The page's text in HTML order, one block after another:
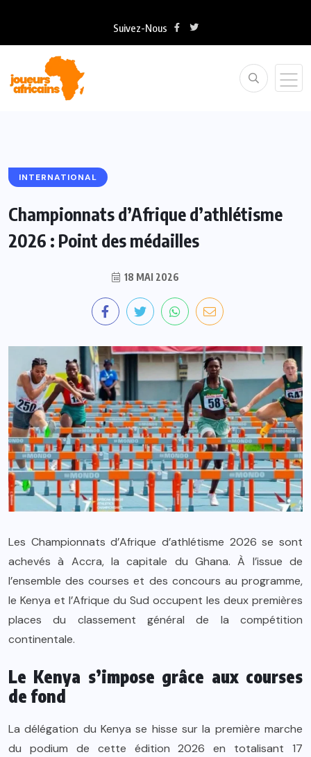
Suivez-Nous
INTERNATIONAL
Championnats d’Afrique d’athlétisme
2026 : Point des médailles
18 MAI 2026
Les Championnats d’Afrique d’athlétisme 2026 se sont
achevés à Accra, la capitale du Ghana. À l’issue de
l’ensemble des courses et des concours au programme,
le Kenya et l’Afrique du Sud occupent les deux premières
places du classement général de la compétition
continentale.
Le Kenya s’impose grâce aux courses
de fond
La délégation du Kenya se hisse sur la première marche
du podium de cette édition 2026 en totalisant 17